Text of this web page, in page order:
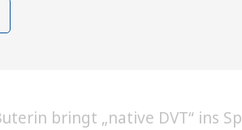
bringt „native DVT“ ins